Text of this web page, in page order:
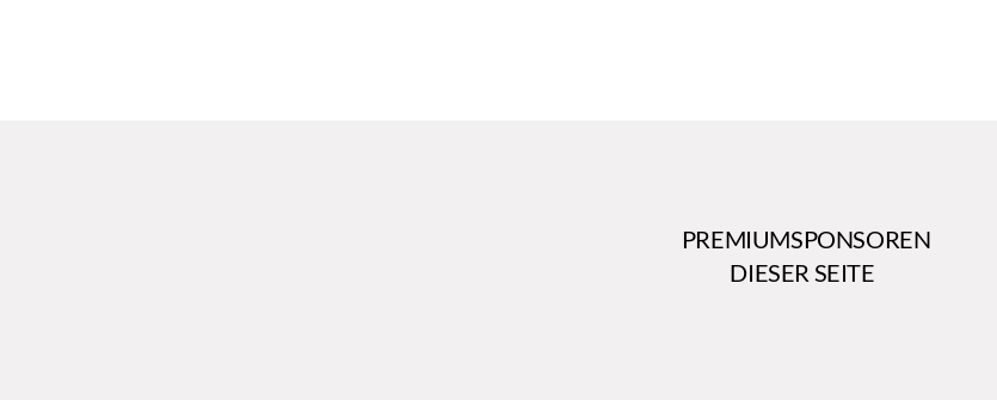
PREMIUMSPONSOREN
DIESER SEITE